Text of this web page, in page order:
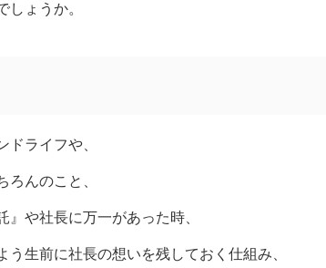
しょうか。
ドライフや、
ろんのこと、
や社長に万一があった時、
生前に社長の想いを残しておく仕組み、